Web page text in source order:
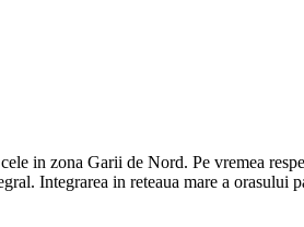
in zona Garii de Nord. Pe vremea
Integrarea in reteaua mare a orasului